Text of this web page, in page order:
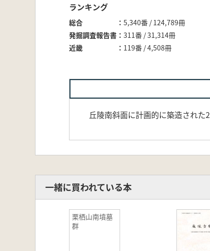
ランキング
総合
5,340番 / 124,789冊
発掘調査報告書
311番 / 31,314冊
近畿
119番 / 4,508冊
丘陵南斜面に計画的に築造された
一緒に買われている本
栗栖山南墳墓
群